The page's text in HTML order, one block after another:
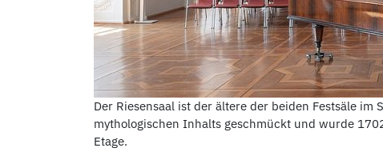
Der Riesensaal ist der ältere der beiden Festsäle
mythologischen Inhalts geschmückt und wurde
Etage.